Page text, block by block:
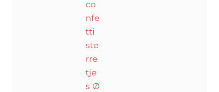
co
nfe
tti
ste
rre
tje
s Ø